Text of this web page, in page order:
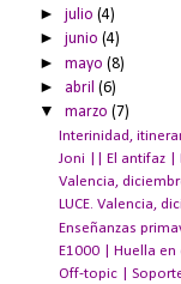
►julio(4)
►junio(4)
►mayo(8)
► abril(6)
▼marzo(7)
Interinidad,
Joni || El antifaz |
Valencia,
LUCE. Valencia,
Enseñanzas
E1000 | Huella en
Off-topic |